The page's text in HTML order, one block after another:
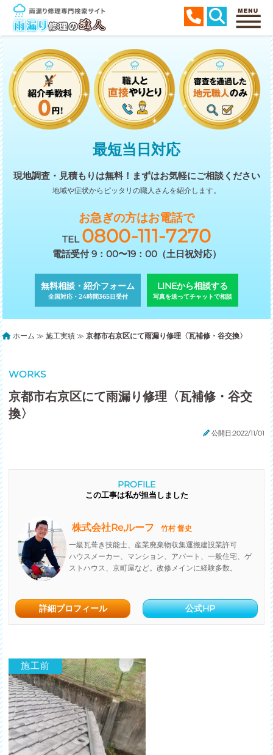
最短当日対応
現地調査・見積もりは無料！ まずはお気軽にご相談ください
地域や症状からピッタリの職人さんを紹介します。
お急ぎの方はお電話で
TEL 0800-111-7270
電話受付 9：00〜19：00（土日祝対応）
無料相談・紹介フォーム
全国対応・24時間365日受付
LINEから相談する
写真を送ってチャットで相談
ホーム ≫施工実績 ≫京都市右京区にて雨漏り修理〈瓦補修・谷交換〉
WORKS
京都市右京区にて雨漏り修理〈瓦補修・谷交
換〉
公開日:2022/11/01
PROFILE
この工事は私が担当しました
株式会社Re,ルーフ
竹村 督史
一級瓦葺き技能士、産業廃棄物収集運搬建設業許可
ハウスメーカー、マンション、アパート、一般住宅、ゲ
ストハウス、京町屋など。改修メインに経験多数。
詳細プロフィール 公式HP